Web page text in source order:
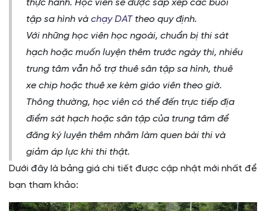
thực hành. Học viên sẽ được sắp xếp các buổi
tập sa hình và chạy DATtheo quy định.
Với những học viên học ngoài, chuẩn bị thi sát
hạch hoặc muốn luyện thêm trước ngày thi, nhiều
trung tâm vẫn hỗ trợ thuê sân tập sa hình, thuê
xe chip hoặc thuê xe kèm giáo viên theo giờ.
Thông thường, học viên có thể đến trực tiếp địa
điểm sát hạch hoặc sân tập của trung tâm để
đăng ký luyện thêm nhằm làm quen bài thi và
giảm áp lực khi thi thật.
Dưới đây là bảng giá chi tiết được cập nhật mới nhất để
bạn tham khảo: